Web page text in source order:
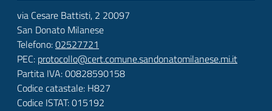
via Cesare Battisti, 2 20097
San Donato Milanese
Telefono:02527721
PEC: protocollo@cert.comune.sandonatomilanese.mi.it
Partita IVA: 00828590158
Codice catastale: H827
Codice ISTAT: 015192